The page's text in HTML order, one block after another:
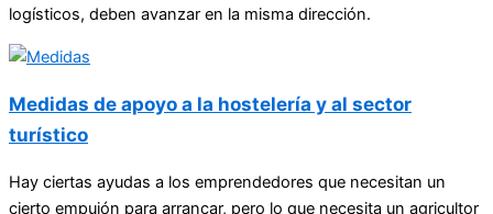
logísticos, deben avanzar en la misma dirección.
Medidas de apoyo a la hostelería y al sector
turístico
Hay ciertas ayudas a los emprendedores que necesitan un
cierto empujón para arrancar, pero lo que necesita un agricultor